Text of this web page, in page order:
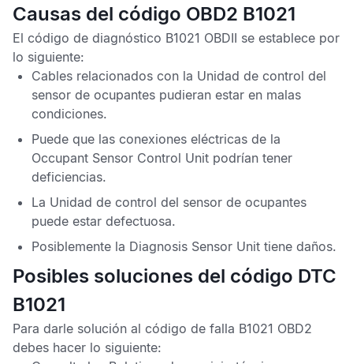
Causas del código OBD2 B1021
El código de diagnóstico B1021 OBDII se establece por
lo siguiente:
Cables relacionados con la Unidad de control del
sensor de ocupantes pudieran estar en malas
condiciones.
Puede que las conexiones eléctricas de la
Occupant Sensor Control Unit podrían tener
deficiencias.
La Unidad de control del sensor de ocupantes
puede estar defectuosa.
Posiblemente la Diagnosis Sensor Unit tiene daños.
Posibles soluciones del código DTC
B1021
Para darle solución al código de falla B1021 OBD2
debes hacer lo siguiente: